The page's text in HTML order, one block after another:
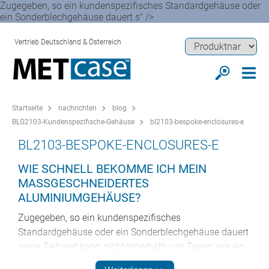
Zugegeben, so ein kundenspezifisches Standardgehäuse oder
ein Sonderblechgehäuse dauert s" />
Vertrieb Deutschland & Österreich
Startseite nachrichten
blog
BLG2103-Kundenspezifische-Gehäuse
bl2103-bespoke-enclosures-e
BL2103-BESPOKE-ENCLOSURES-E
WIE SCHNELL BEKOMME ICH MEIN
MASSGESCHNEIDERTES A
LUMINIUMGEHÄUSE?
Zugegeben, so ein kundenspezifisches
Standardgehäuse oder ein Sonderblechgehäuse dauert
seine Zeit und kann nicht innerhalb von Tagen wie ein
Standardgehäuse geliefert werden. Dennoch werden